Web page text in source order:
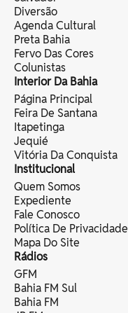
Diversão
Agenda Cultural
Preta Bahia
Fervo Das Cores
Colunistas
Interior Da Bahia
Página Principal
Feira De Santana
Itapetinga
Jequié
Vitória Da Conquista
Institucional
Quem Somos
Expediente
Fale Conosco
Política De Privacidade
Mapa Do Site
Rádios
GFM
Bahia FM Sul
Bahia FM